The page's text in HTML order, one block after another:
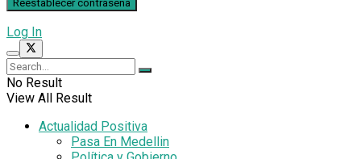
Log In
No Result
View All Result
Actualidad Positiva
Pasa En Medellin